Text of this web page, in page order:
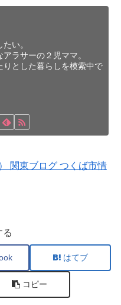
い。
ラサーの２児ママ。
りとした暮らしを模索中で
る
はてブ
コピー